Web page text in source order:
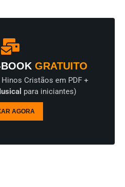
GRATUITO
Cristãos em PDF +
para iniciantes)
AGORA